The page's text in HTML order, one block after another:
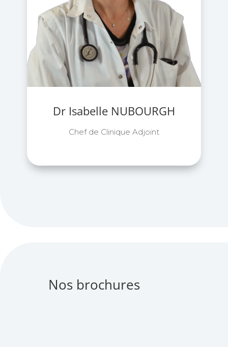
Dr Isabelle NUBOURGH
Chef de Clinique Adjoint
Nos brochures